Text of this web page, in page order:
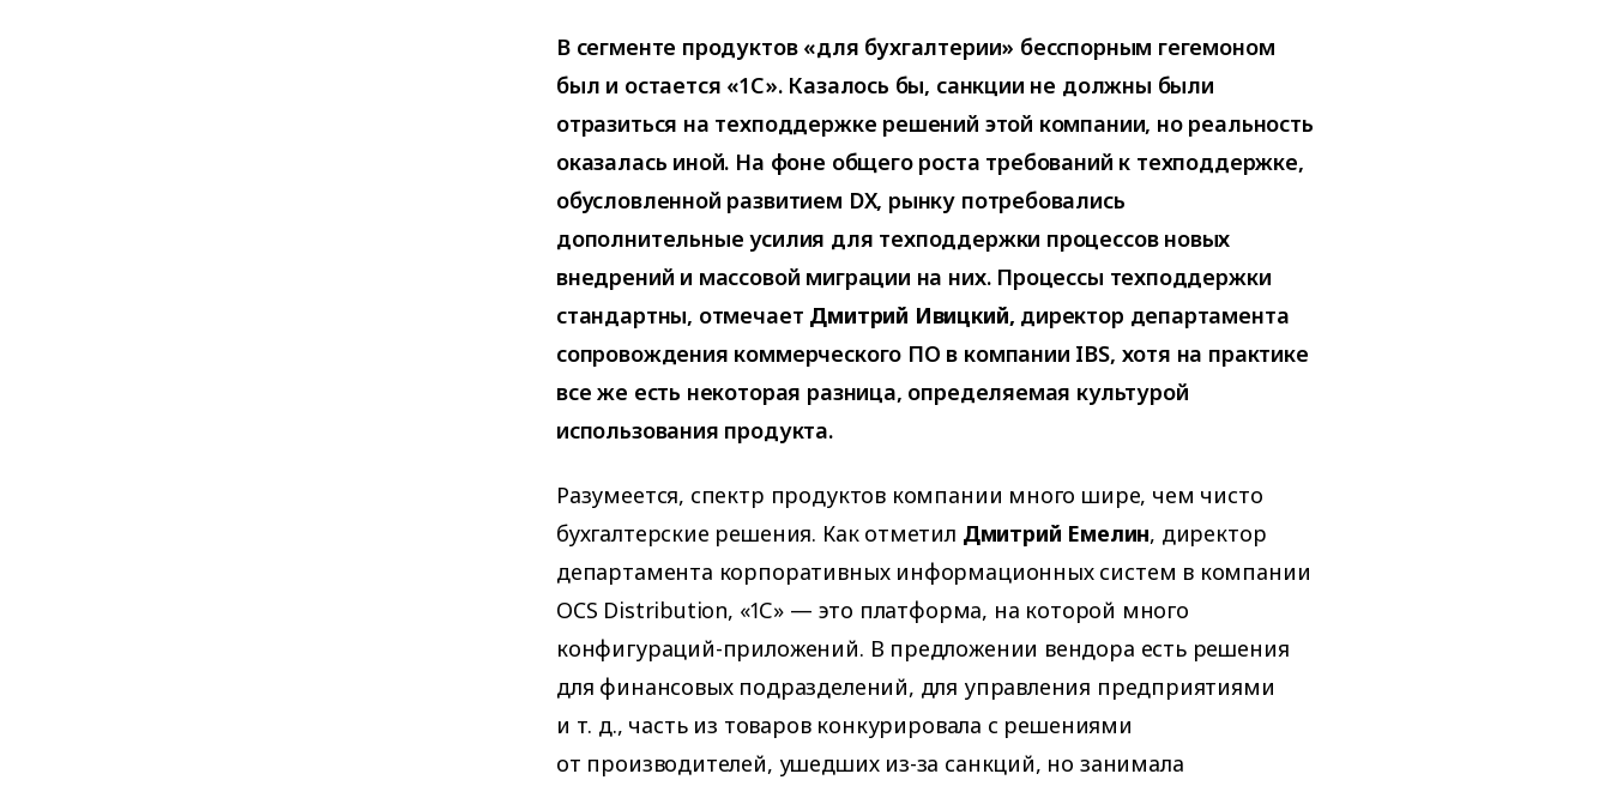
В сегменте продуктов «для бухгалтерии» бесспорным гегемоном
был и остается «1С». Казалось бы, санкции не должны были
отразиться на техподдержке решений этой компании, но реальность
оказалась иной. На фоне общего роста требований к техподдержке,
обусловленной развитием DX, рынку потребовались
дополнительные усилия для техподдержки процессов новых
внедрений и массовой миграции на них. Процессы техподдержки
стандартны, отмечает Дмитрий Ивицкий, директор департамента
сопровождения коммерческого ПО в компании IBS, хотя на практике
все же есть некоторая разница, определяемая культурой
использования продукта.
Разумеется, спектр продуктов компании много шире, чем чисто
бухгалтерские решения. Как отметил Дмитрий Емелин, директор
департамента корпоративных информационных систем в компании
OCS Distribution, «1С» — это платформа, на которой много
конфигураций-приложений. В предложении вендора есть решения
для финансовых подразделений, для управления предприятиями
и т. д., часть из товаров конкурировала с решениями
от производителей, ушедших из-за санкций, но занимала